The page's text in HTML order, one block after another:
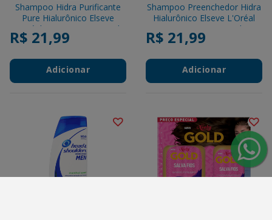
Shampoo Hidra Purificante
Pure Hialurônico Elseve
L'Oréal Paris Frasco 200ml
R$ 21,99
Adicionar
Shampoo Preenchedor Hidra
Hialurônico Elseve L'Oréal
Paris Frasco 200ml
R$ 21,99
Adicionar